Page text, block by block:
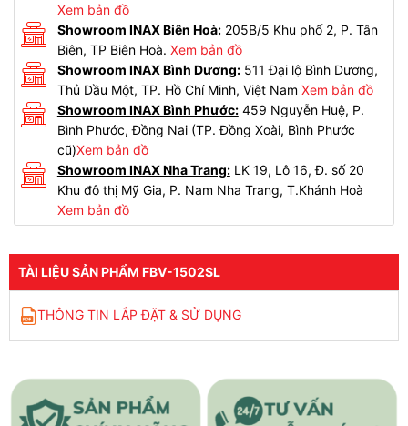
Xem bản đồ
Showroom INAX Biên Hoà:205B/5 Khu phố 2, P. Tân
Biên, TP Biên Hoà. Xem bản đồ
Showroom INAX Bình Dương:511 Đại lộ Bình Dương,
Thủ Dầu Một, TP. Hồ Chí Minh, Việt Nam Xem bản đồ
Showroom INAX Bình Phước:459 Nguyễn Huệ, P.
Bình Phước, Đồng Nai (TP. Đồng Xoài, Bình Phước
cũ)Xem bản đồ
Showroom INAX Nha Trang:LK 19, Lô 16, Đ. số 20
Khu đô thị Mỹ Gia, P. Nam Nha Trang, T.Khánh Hoà
Xem bản đồ
TÀI LIỆU SẢN PHẨM FBV-1502SL
THÔNG TIN LẮP ĐẶT & SỬ DỤNG